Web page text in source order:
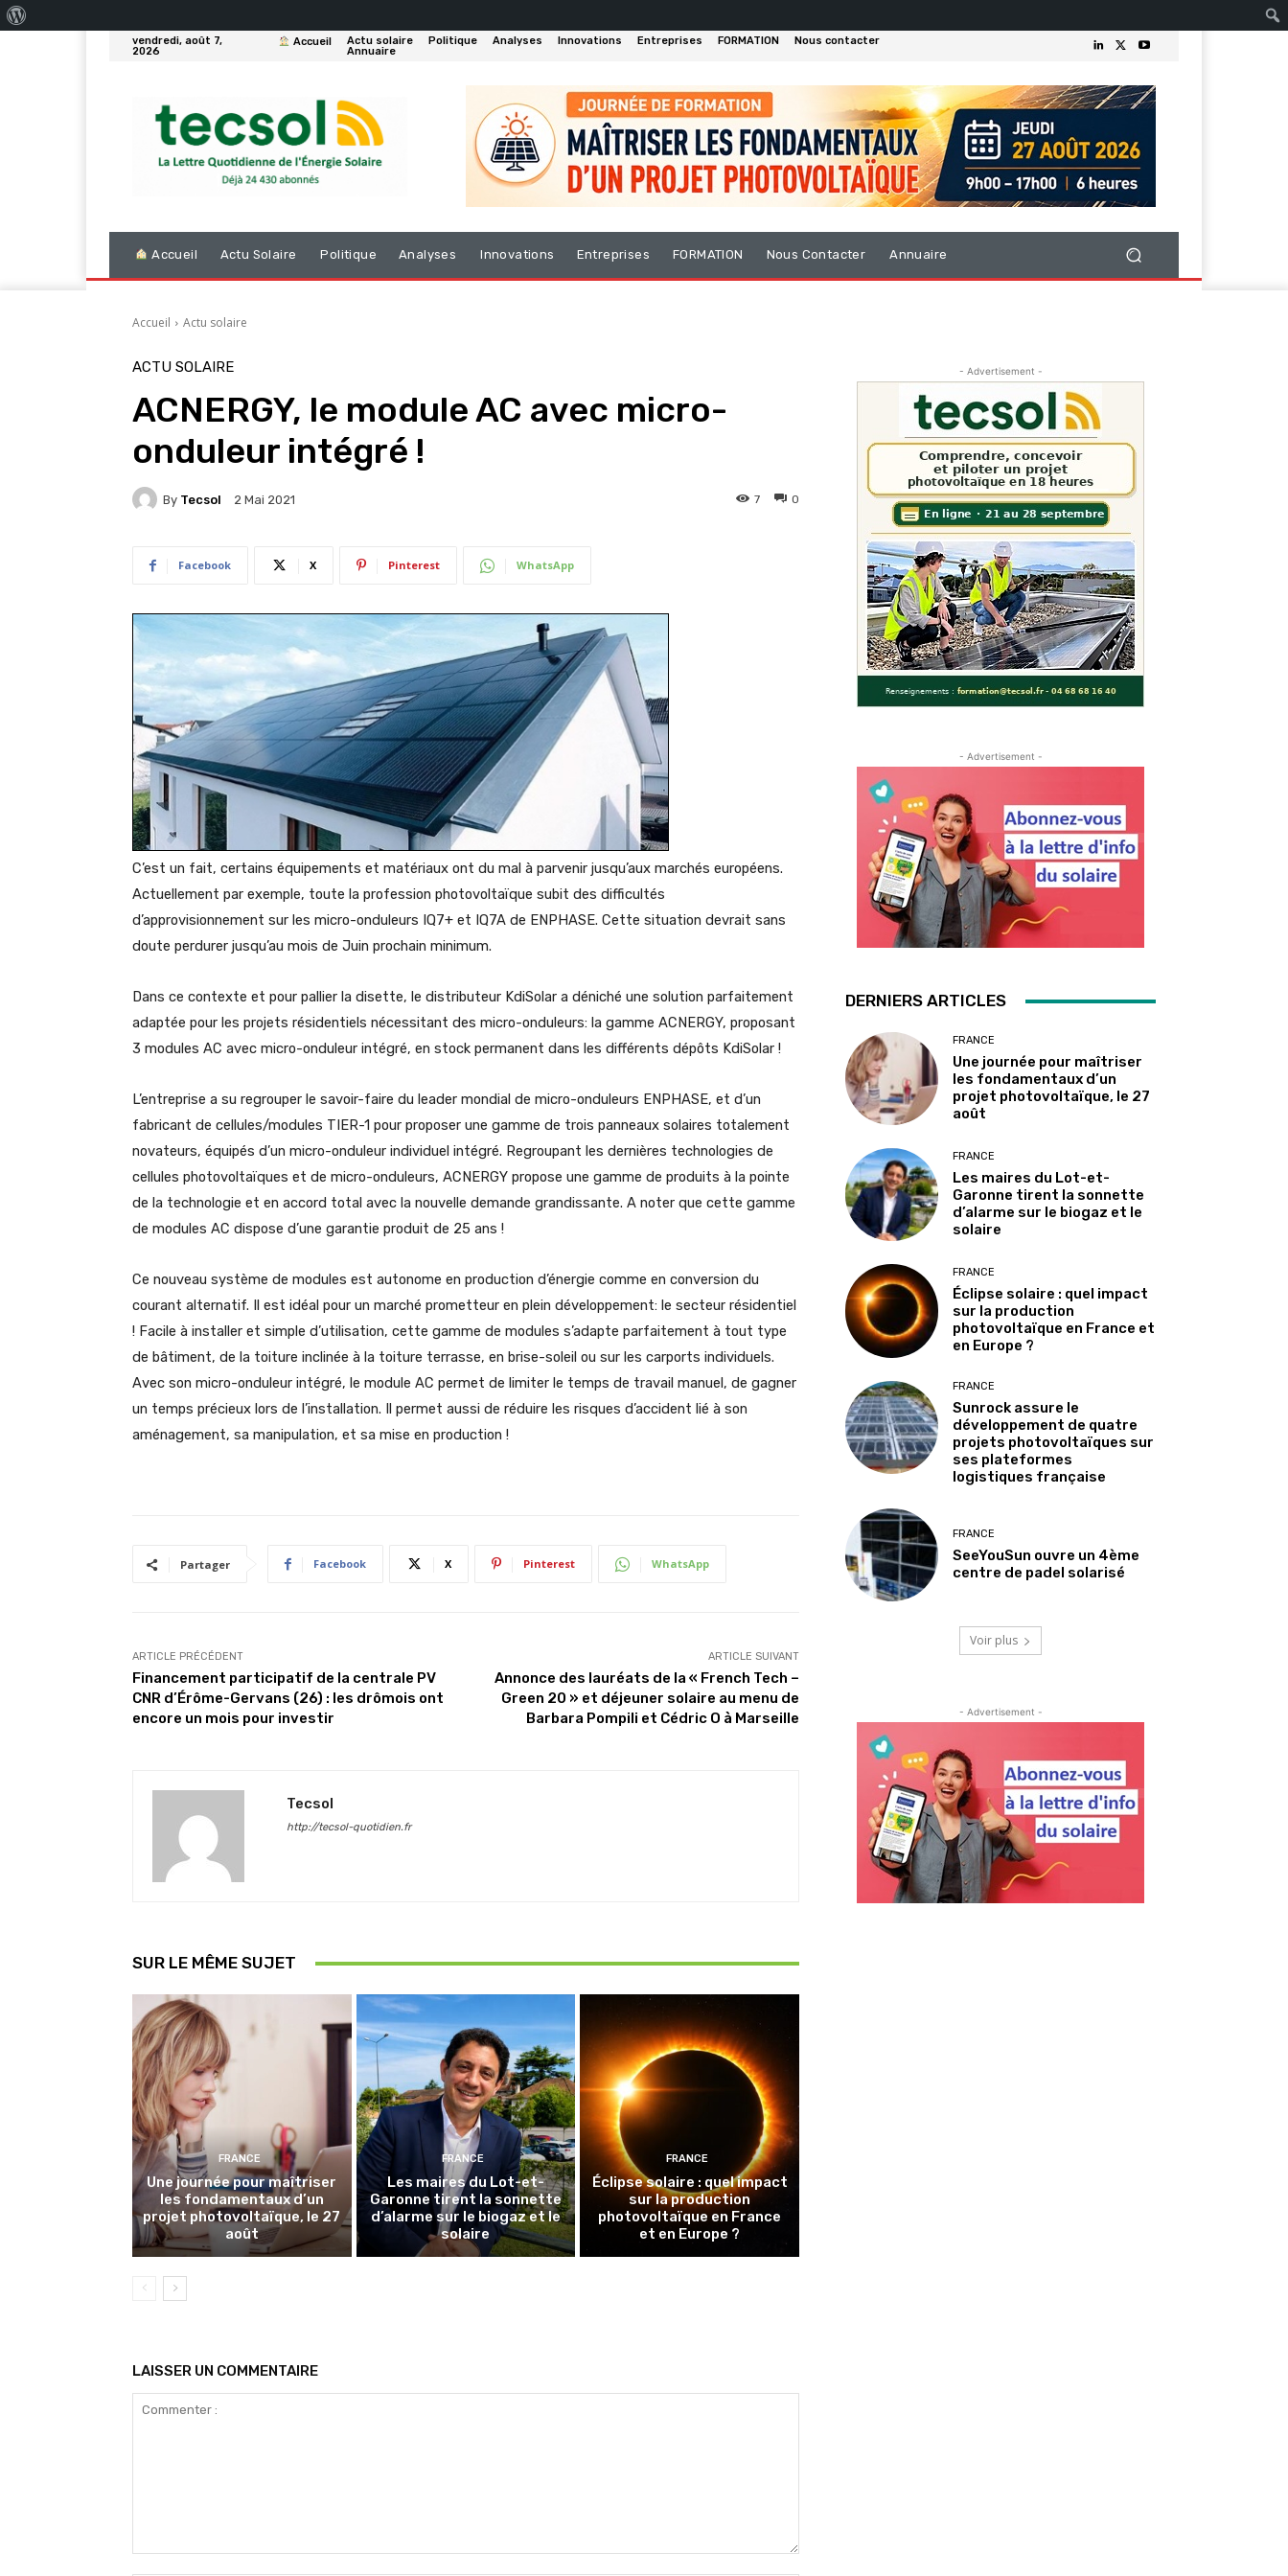
vendredi, août 7,
2026
Accueil Actu solaire Politique Analyses Innovations Entreprises FORMATION
Nous contacter
Annuaire
Accueil Actu Solaire Politique Analyses Innovations Entreprises FORMATION Nous Contacter Annuaire
Accueil Actu solaire
ACTU SOLAIRE
ACNERGY, le module AC avec micro-
onduleur intégré !
By Tecsol 2 Mai 2021 0
7
Facebook X Pinterest WhatsApp
C’est un fait, certains équipements et matériaux ont du mal à parvenir jusqu’aux marchés européens.
Actuellement par exemple, toute la profession photovoltaïque subit des difficultés
d’approvisionnement sur les micro-onduleurs IQ7+ et IQ7A de ENPHASE. Cette situation devrait sans
doute perdurer jusqu’au mois de Juin prochain minimum.
Dans ce contexte et pour pallier la disette, le distributeur KdiSolar a déniché une solution parfaitement
adaptée pour les projets résidentiels nécessitant des micro-onduleurs: la gamme ACNERGY, proposant
3 modules AC avec micro-onduleur intégré, en stock permanent dans les différents dépôts KdiSolar !
L’entreprise a su regrouper le savoir-faire du leader mondial de micro-onduleurs ENPHASE, et d’un
fabricant de cellules/modules TIER-1 pour proposer une gamme de trois panneaux solaires totalement
novateurs, équipés d’un micro-onduleur individuel intégré. Regroupant les dernières technologies de
cellules photovoltaïques et de micro-onduleurs, ACNERGY propose une gamme de produits à la pointe
de la technologie et en accord total avec la nouvelle demande grandissante. A noter que cette gamme
de modules AC dispose d’une garantie produit de 25 ans !
Ce nouveau système de modules est autonome en production d’énergie comme en conversion du
courant alternatif. Il est idéal pour un marché prometteur en plein développement: le secteur résidentiel
! Facile à installer et simple d’utilisation, cette gamme de modules s’adapte parfaitement à tout type
de bâtiment, de la toiture inclinée à la toiture terrasse, en brise-soleil ou sur les carports individuels.
Avec son micro-onduleur intégré, le module AC permet de limiter le temps de travail manuel, de gagner
un temps précieux lors de l’installation. Il permet aussi de réduire les risques d’accident lié à son
aménagement, sa manipulation, et sa mise en production !
Partager Facebook X Pinterest WhatsApp
ARTICLE PRÉCÉDENT
Financement participatif de la centrale PV
CNR d’Érôme-Gervans (26) : les drômois ont
encore un mois pour investir
ARTICLE SUIVANT
Annonce des lauréats de la « French Tech –
Green 20 » et déjeuner solaire au menu de
Barbara Pompili et Cédric O à Marseille
Tecsol
http://tecsol-quotidien.fr
SUR LE MÊME SUJET
FRANCE
Une journée pour maîtriser
les fondamentaux d’un
projet photovoltaïque, le 27
août
FRANCE
Les maires du Lot-et-
Garonne tirent la sonnette
d’alarme sur le biogaz et le
solaire
FRANCE
Éclipse solaire : quel impact
sur la production
photovoltaïque en France
et en Europe ?
LAISSER UN COMMENTAIRE
- Advertisement -
- Advertisement -
DERNIERS ARTICLES
FRANCE
Une journée pour maîtriser
les fondamentaux d’un
projet photovoltaïque, le 27
août
FRANCE
Les maires du Lot-et-
Garonne tirent la sonnette
d’alarme sur le biogaz et le
solaire
FRANCE
Éclipse solaire : quel impact
sur la production
photovoltaïque en France et
en Europe ?
FRANCE
Sunrock assure le
développement de quatre
projets photovoltaïques sur
ses plateformes
logistiques française
FRANCE
SeeYouSun ouvre un 4ème
centre de padel solarisé
Voir plus
- Advertisement -